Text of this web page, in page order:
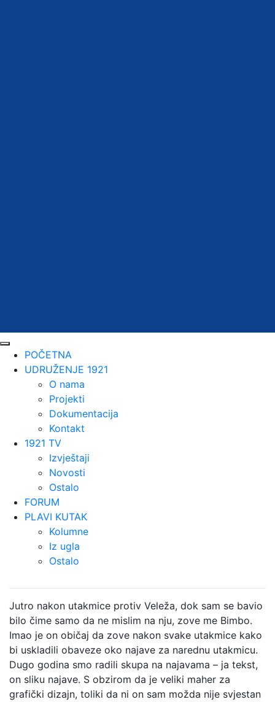
POČETNA
UDRUŽENJE 1921
O nama
Projekti
Dokumentacija
Kontakt
1921 TV
Izvještaji
Novosti
Ostalo
FORUM
PLAVI KUTAK
Kolumne
Iz ugla
Ostalo
Jutro nakon utakmice protiv Veleža, dok sam se bavio
bilo čime samo da ne mislim na nju, zove me Bimbo.
Imao je on običaj da zove nakon svake utakmice kako
bi uskladili obaveze oko najave za narednu utakmicu.
Dugo godina smo radili skupa na najavama – ja tekst,
on sliku najave. S obzirom da je veliki maher za
grafički dizajn, toliki da ni on sam možda nije svjestan